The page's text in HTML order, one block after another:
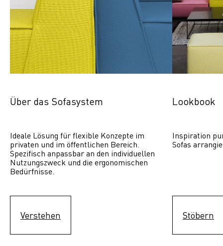
Über das Sofasystem
Ideale Lösung für flexible Konzepte im
privaten und im öffentlichen Bereich.
Spezifisch anpassbar an den individuellen
Nutzungszweck und die ergonomischen
Bedürfnisse.
Verstehen
Lookbook
Inspiration
Sofas
Stöbern